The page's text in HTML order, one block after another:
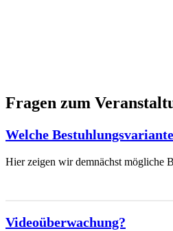
Fragen zum
Welche
Hier zeigen wir demnächst mögliche
Videoüberwachung?